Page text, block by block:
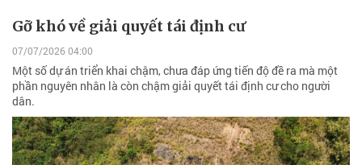
Gỡ khó về giải quyết tái định cư
07/07/2026 04:00
Một số dự án triển khai chậm, chưa đáp ứng tiến độ đề ra mà một
phần nguyên nhân là còn chậm giải quyết tái định cư cho người
dân.